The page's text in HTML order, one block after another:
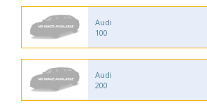
Audi
100
Audi
200